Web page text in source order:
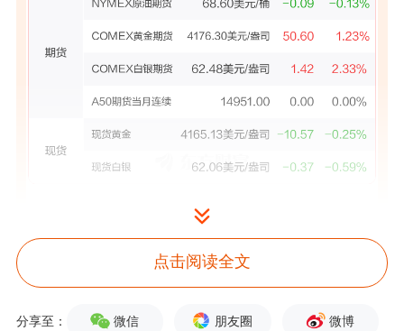
点击阅读全文
分享至： 微信 朋友圈 微博